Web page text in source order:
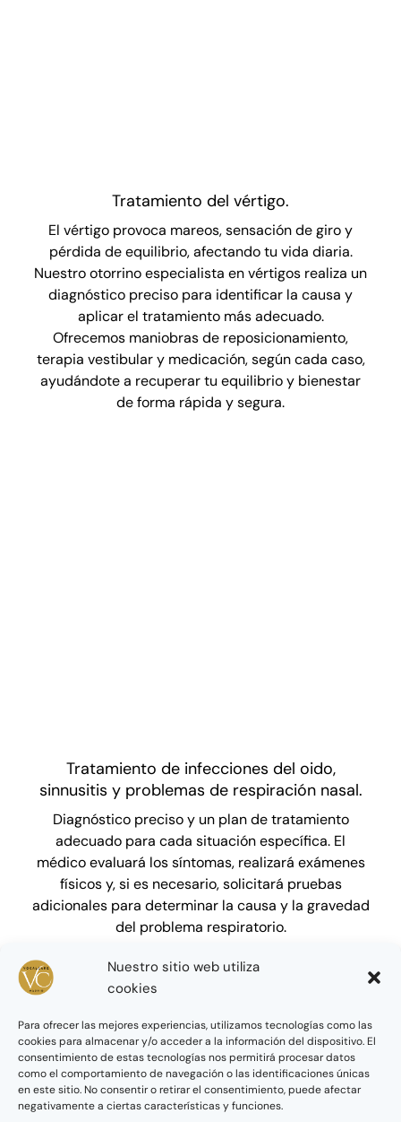
Nuestro sitio web utiliza
cookies
Para ofrecer las mejores experiencias, utilizamos tecnologías como las
cookies para almacenar y/o acceder a la información del dispositivo. El
consentimiento de estas tecnologías nos permitirá procesar datos
como el comportamiento de navegación o las identificaciones únicas
en este sitio. No consentir o retirar el consentimiento, puede afectar
negativamente a ciertas características y funciones.
Tratamiento del vértigo.
El vértigo provoca mareos, sensación de giro y
pérdida de equilibrio, afectando tu vida diaria.
Nuestro otorrino especialista en vértigos realiza un
diagnóstico preciso para identificar la causa y
aplicar el tratamiento más adecuado.
Ofrecemos maniobras de reposicionamiento,
terapia vestibular y medicación, según cada caso,
ayudándote a recuperar tu equilibrio y bienestar
de forma rápida y segura.
Tratamiento de infecciones del oido,
sinnusitis y problemas de respiración nasal.
Diagnóstico preciso y un plan de tratamiento
adecuado para cada situación específica. El
médico evaluará los síntomas, realizará exámenes
físicos y, si es necesario, solicitará pruebas
adicionales para determinar la causa y la gravedad
del problema respiratorio.
Servicio de Estudio de Voz